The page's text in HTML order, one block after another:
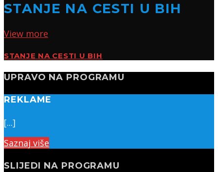
STANJE NA CESTI U BIH
View more
STANJE NA CESTI U BIH
UPRAVO NA PROGRAMU
REKLAME
[...]
Saznaj više
SLIJEDI NA PROGRAMU